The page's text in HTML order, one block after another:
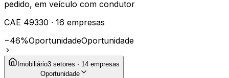
pedido, em veículo com condutor
CAE 49330 · 16 empresas
−46%OportunidadeOportunidade
Imobiliário3 setores · 14 empresas
Oportunidade